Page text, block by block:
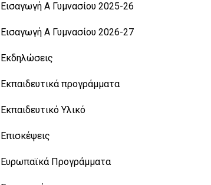
Εισαγωγή Α Γυμνασίου 2025-26
Εισαγωγή Α Γυμνασίου 2026-27
Εκδηλώσεις
Εκπαιδευτικά προγράμματα
Εκπαιδευτικό Υλικό
Επισκέψεις
Ευρωπαϊκά Προγράμματα